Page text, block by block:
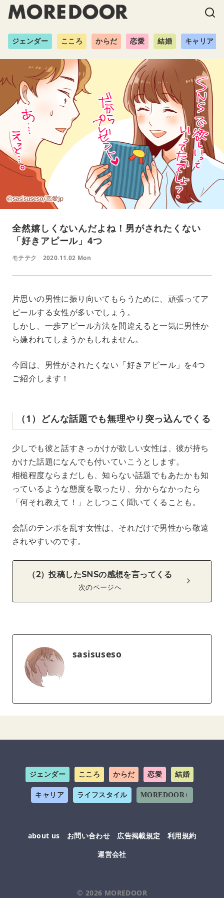
ジェンダー こころ からだ 恋愛 結婚 キャリア
全然嬉しくないんだよね！男がされたくない
「好きアピール」4つ
モテテク 2020.11.02 Mon
片思いの男性に振り向いてもらうために、頑張ってア
ピールする女性が多いでしょう。
しかし、一歩アピール方法を間違えると一気に男性か
ら嫌われてしまうかもしれません。
今回は、男性がされたくない「好きアピール」を4つ
ご紹介します！
（1）どんな話題でも無理やり突っ込んでくる
少しでも彼と話すきっかけが欲しい女性は、彼が持ち
かけた話題になんでも付いていこうとします。
相槌程度ならまだしも、知らない話題でもあたかも知
っているような態度を取ったり、分からなかったら
「何それ教えて！」としつこく聞いてくることも。
会話のテンポを乱す女性は、それだけで男性から敬遠
されやすいのです。
（2）投稿したSNSの感想を言ってくる
次のページへ
sasisuseso
ジェンダー こころ からだ 恋愛 結婚
キャリア ライフスタイル MOREDOOR+
about us お問い合わせ 広告掲載規定
利用規約
運営会社
© 2026 MOREDOOR